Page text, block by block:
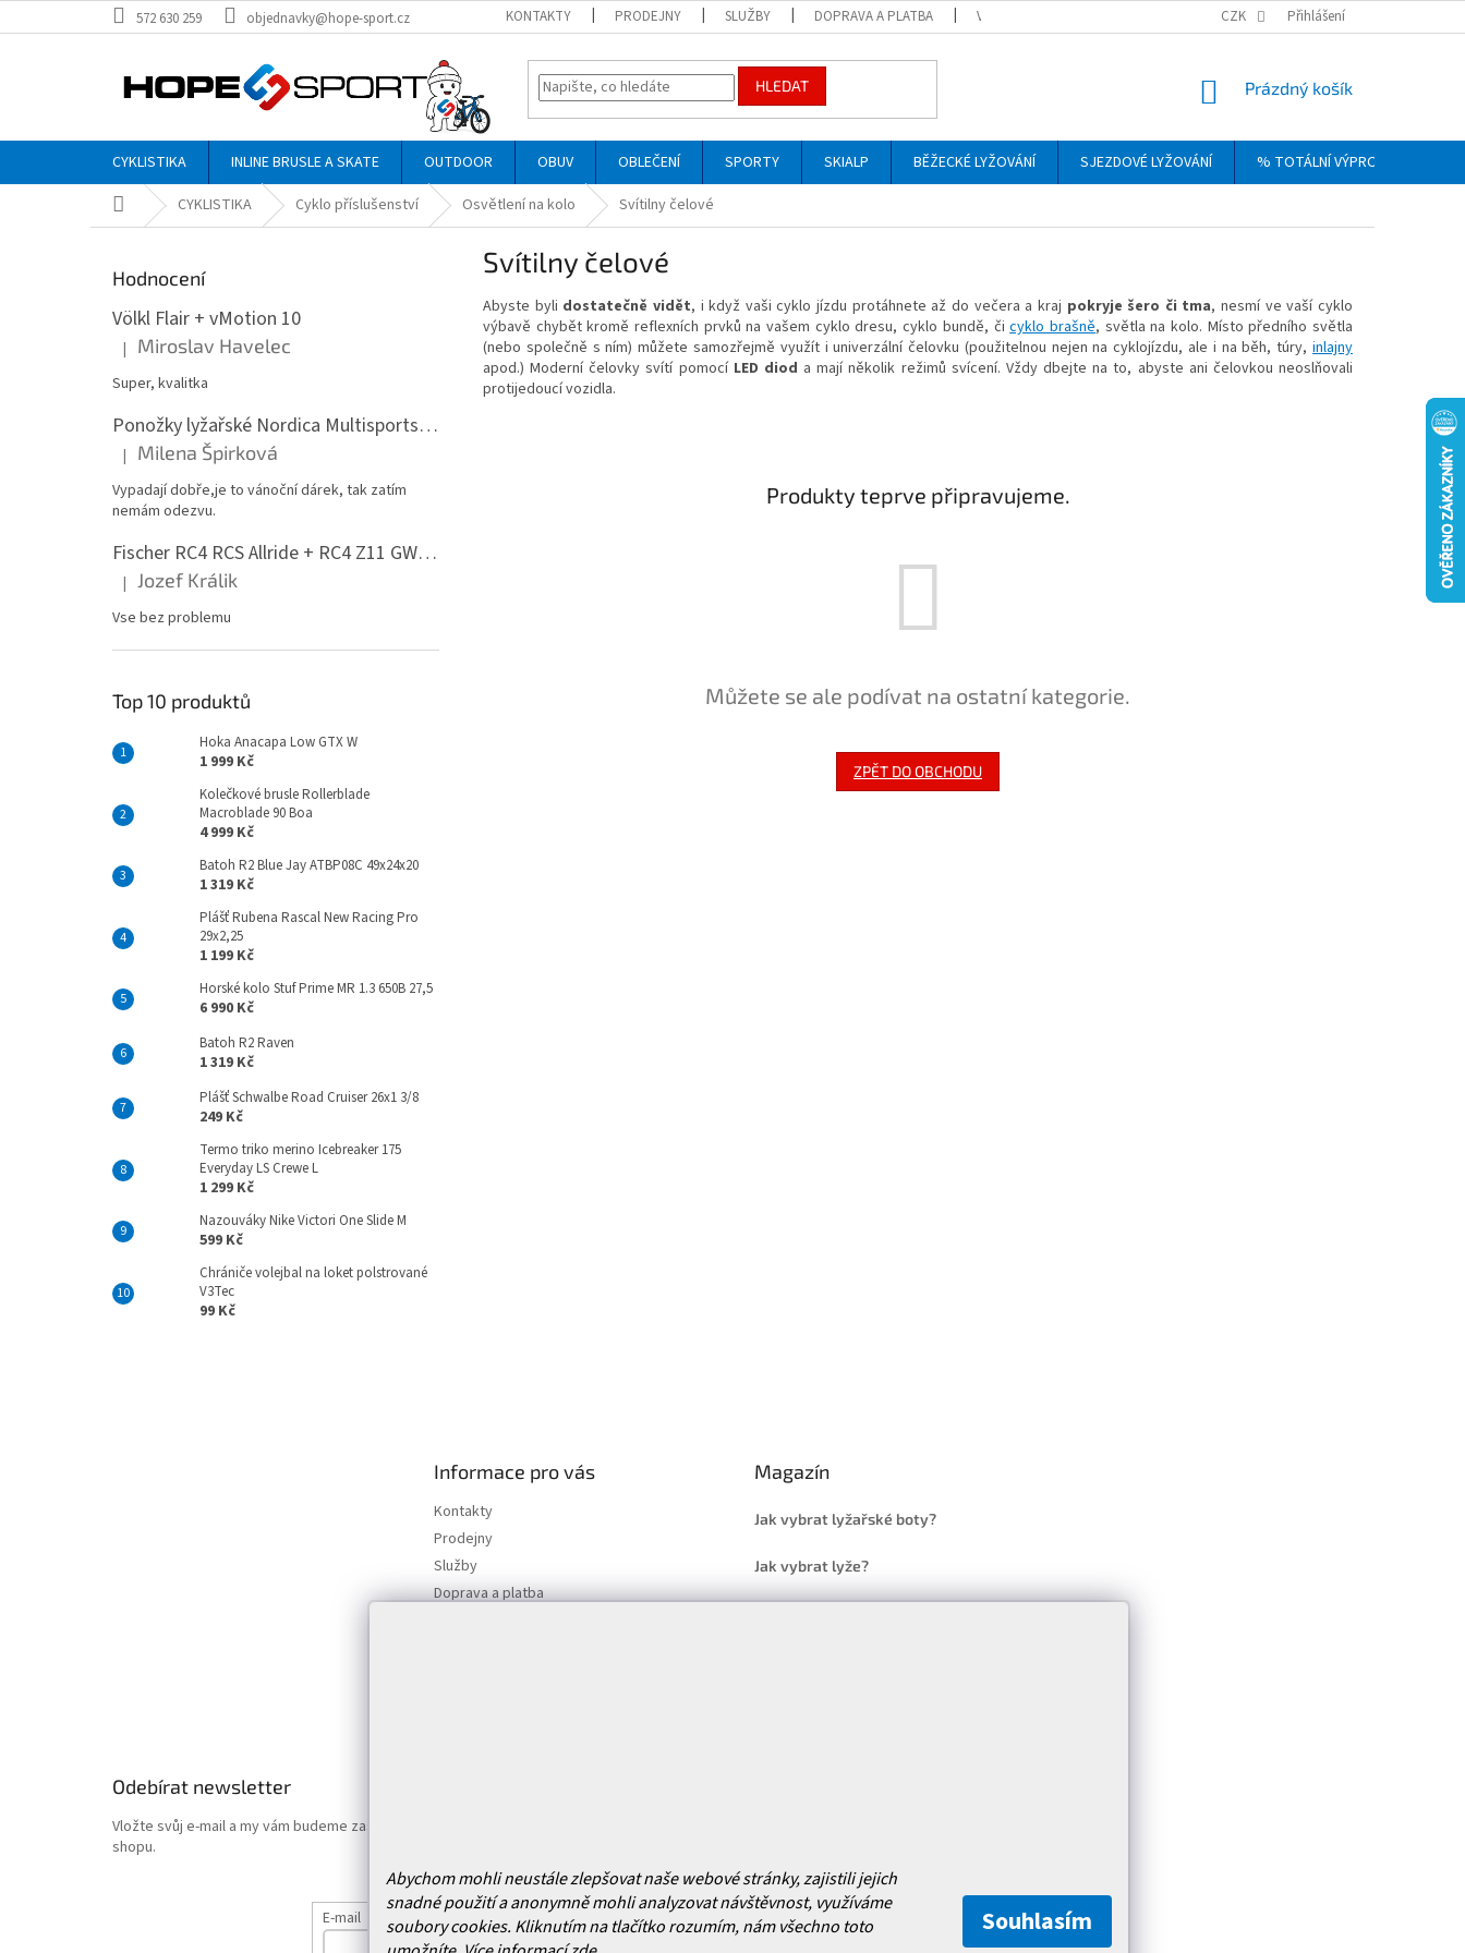
Abychom mohli neustále zlepšovat naše webové stránky, zajistili jejich
snadné použití a anonymně mohli analyzovat návštěvnost, využíváme
soubory cookies. Kliknutím na tlačítko rozumím, nám všechno toto
Souhlasím
na
572 630 259 objednavky@hope-sport.cz KONTAKTY PRODEJNY SLUŽBY DOPRAVA A PLATBA VRÁCENÍ, VÝMĚNA A REKLAMACE ZBOŽÍ OBCHODNÍ PODMÍNKY
CZK Přihlášení
HLEDAT
NÁKUPNÍ
Prázdný košík
CYKLISTIKA INLINE BRUSLE A SKATE OUTDOOR OBUV OBLEČENÍ SPORTY SKIALP BĚŽECKÉ LYŽOVÁNÍ SJEZDOVÉ LYŽOVÁNÍ % TOTÁLNÍ VÝPRODEJ
Domů CYKLISTIKA Cyklo příslušenství Osvětlení na kolo Svítilny čelové
Hodnocení
Völkl Flair + vMotion 10
Hodnocení produktu je 5 z 5 hvězdiček.
| Miroslav Havelec
Super, kvalitka
Ponožky lyžařské Nordica Multisports Winter dvojbalení
Hodnocení produktu je 5 z 5 hvězdiček.
| Milena Špirková
Vypadají dobře,je to vánoční dárek, tak zatím
nemám odezvu.
Fischer RC4 RCS Allride + RC4 Z11 GW PR
Hodnocení produktu je 5 z 5 hvězdiček.
| Jozef Králik
Vse bez problemu
Top 10 produktů
Hoka Anacapa Low GTX W
1 999 Kč
Kolečkové brusle Rollerblade
Macroblade 90 Boa
4 999 Kč
Batoh R2 Blue Jay ATBP08C 49x24x20
1 319 Kč
Plášť Rubena Rascal New Racing Pro
29x2,25
1 199 Kč
Horské kolo Stuf Prime MR 1.3 650B 27,5
6 990 Kč
Batoh R2 Raven
1 319 Kč
Plášť Schwalbe Road Cruiser 26x1 3/8
249 Kč
Termo triko merino Icebreaker 175
Everyday LS Crewe L
1 299 Kč
Nazouváky Nike Victori One Slide M
599 Kč
Chrániče volejbal na loket polstrované
V3Tec
99 Kč
Svítilny čelové
Abyste byli dostatečně vidět, i když vaši cyklo jízdu protáhnete až do večera a kraj pokryje šero či tma, nesmí ve vaší cyklo
výbavě chybět kromě reflexních prvků na vašem cyklo dresu, cyklo bundě, čicyklo brašně, světla na kolo. Místo předního světla
(nebo společně s ním) můžete samozřejmě využít i univerzální čelovku (použitelnou nejen na cyklojízdu, ale i na běh, túry, inlajny
apod.) Moderní čelovky svítí pomocí LED diod a mají několik režimů svícení. Vždy dbejte na to, abyste ani čelovkou neoslňovali
protijedoucí vozidla.
Produkty teprve připravujeme.
Můžete se ale podívat na ostatní kategorie.
ZPĚT DO OBCHODU
Informace pro vás
Kontakty
Prodejny
Služby
Doprava a platba
Magazín
Jak vybrat lyžařské boty?
Jak vybrat lyže?
Odebírat newsletter
Vložte svůj e-mail a my vám budeme zasílat informace o nových produktech na našem e-
shopu.
E-mail